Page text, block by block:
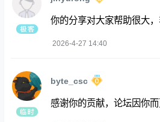
你的分享对大家帮助很大
2026-4-27 14:40
byte_csc
感谢你的贡献，论坛因你而